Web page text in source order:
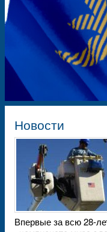
Новости
Впервые за всю 28-